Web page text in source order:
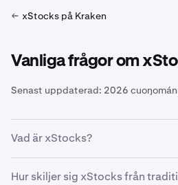
xStocks på Kraken
Vanliga frågor om
Senast uppdaterad: 2026
Vad är xStocks?
xStocks är tokeniserade
Hur skiljer sig xStocks från